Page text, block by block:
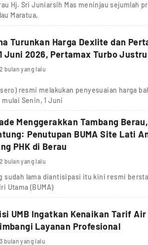
Hj. Sri Juniarsih Mas meninjau sejumlah
Maratua,
Turunkan Harga Dexlite dan
Juni 2026, Pertamax Turbo
2 bulan yang lalu
resmi melakukan penyesuaian harga
Senin, 1 Juni
Menggerakkan Tambang
Penutupan BUMA Site Lati
PHK di Berau
2 bulan yang lalu
sudah lama diantisipasi itu kini resmi
Utama (BUMA)
UMB Ingatkan Kenaikan Tarif
Layanan Profesional
3 bulan yang lalu